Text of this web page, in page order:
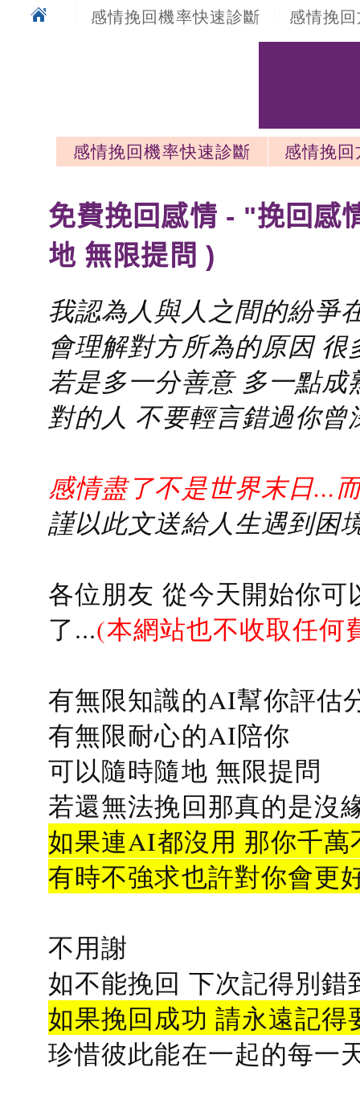
感情挽回機率快速診斷 感情挽
感情挽回機率快速診斷
感情挽
免費挽回感情 - "挽回感
地 無限提問 )
我認為人與人之間的紛爭
會理解對方所為的原因
若是多一分善意 多一點
對的人 不要輕言錯過你曾
感情盡了不是世界末日...
謹以此文送給人生遇到困
各位朋友 從今天開始你
了...(本網站也不收取任何
有無限知識的AI幫你評估
有無限耐心的AI陪你
可以隨時隨地 無限提問
若還無法挽回那真的是沒
如果連AI都沒用 那你千
有時不強求也許對你會更
不用謝
如不能挽回 下次記得別錯
如果挽回成功 請永遠記得
珍惜彼此能在一起的每一